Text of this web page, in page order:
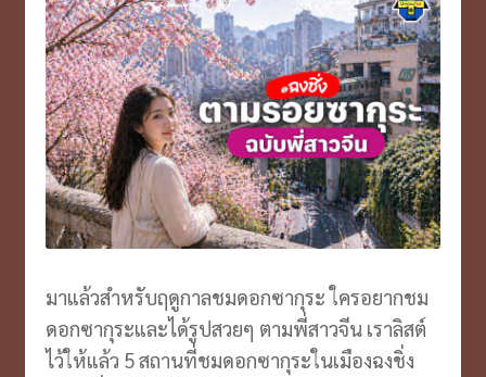
มาแล้วสำหรับฤดูกาลชมดอกซากุระ ใครอยากชม
ดอกซากุระและได้รูปสวยๆ ตามพี่สาวจีน เราลิสต์
ไว้ให้แล้ว 5 สถานที่ชมดอกซากุระในเมืองฉงชิ่ง